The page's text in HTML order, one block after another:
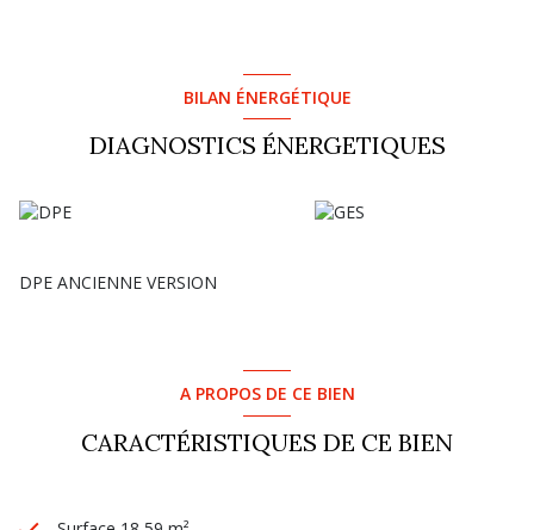
BILAN ÉNERGÉTIQUE
DIAGNOSTICS ÉNERGETIQUES
DPE ANCIENNE VERSION
A PROPOS DE CE BIEN
CARACTÉRISTIQUES DE CE BIEN